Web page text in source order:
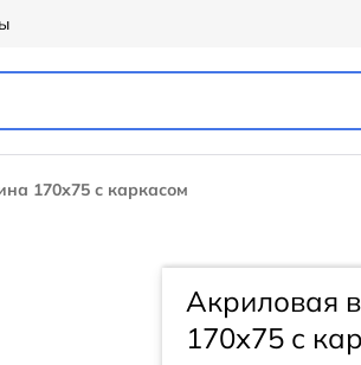
170х75 с каркасом
Акриловая
170х75 с